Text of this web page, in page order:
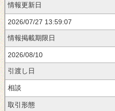
情報更新日
2026/07/27 13:59:07
情報掲載期限日
2026/08/10
引渡し日
取引形態